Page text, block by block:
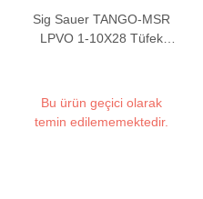
Sig Sauer TANGO-MSR
LPVO 1-10X28 Tüfek
Bu ürün geçici olarak
temin edilememektedir.